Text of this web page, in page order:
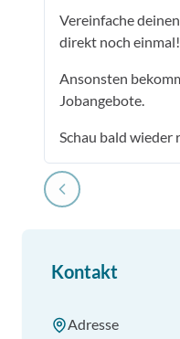
Vereinfache
direkt noch einmal!
Ansonsten
Jobangebote.
Schau bald wieder
Kontakt
Adresse